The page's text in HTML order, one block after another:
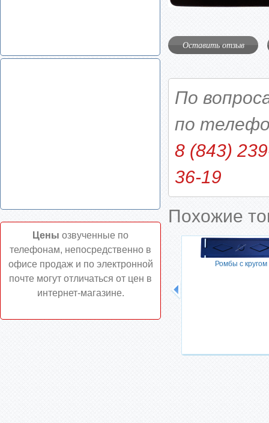
Оставить отзыв
По
по
8 (843)
36-19
Похожие
Ромбы с кругом
Цены озвученные по
телефонам, непосредственно в
офисе продаж и по электронной
почте могут отличаться от цен в
интернет-магазине.